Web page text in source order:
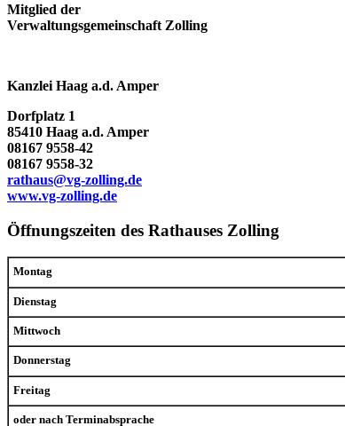
Mitglied der
Verwaltungsgemeinschaft Zolling
Kanzlei Haag a.d. Amper
Dorfplatz 1
85410 Haag a.d. Amper
08167 9558-42
08167 9558-32
rathaus@vg-zolling.de
www.vg-zolling.de
Öffnungszeiten des Rathauses Zolling
Montag
Dienstag
Mittwoch
Donnerstag
Freitag
oder nach Terminabsprache